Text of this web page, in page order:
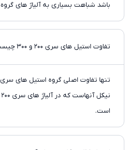
باشد شباهت بسیاری به آلیاژ های گروه ۳۰۰ دارد.
تفاوت استیل های سری ۲۰۰ و ۳۰۰ چیست؟
است.